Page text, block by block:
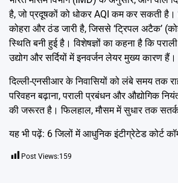
है, जो प्रदूषकों को धोकर AQI कम कर सकती है।
कोहरा और ठंड जारी है, जिससे ‘ट्रिपल अटैक’
स्थिति बनी हुई है। विशेषज्ञों का कहना है कि
उद्योग और सर्दियों में इनवर्जन लेयर मुख्य कारण हैं।
दिल्ली-एनसीआर के निवासियों को लंबे समय तक
परिवहन बढ़ाना, पराली प्रबंधन और औद्योगिक
की जरूरत है। फिलहाल, मौसम में सुधार तक
यह भी पढ़ें: 6 जिलों में आधुनिक इंटीग्रेटेड कोर्ट
Post Views:159